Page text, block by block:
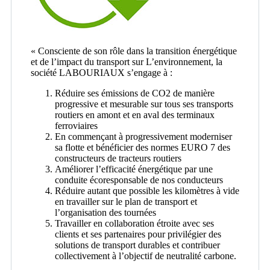
« Consciente de son rôle dans la transition énergétique
et de l’impact du transport sur L’environnement, la
société LABOURIAUX s’engage à :
Réduire ses émissions de CO2 de manière
progressive et mesurable sur tous ses transports
routiers en amont et en aval des terminaux
ferroviaires
En commençant à progressivement moderniser
sa flotte et bénéficier des normes EURO 7 des
constructeurs de tracteurs routiers
Améliorer l’efficacité énergétique par une
conduite écoresponsable de nos conducteurs
Réduire autant que possible les kilomètres à vide
en travailler sur le plan de transport et
l’organisation des tournées
Travailler en collaboration étroite avec ses
clients et ses partenaires pour privilégier des
solutions de transport durables et contribuer
collectivement à l’objectif de neutralité carbone.